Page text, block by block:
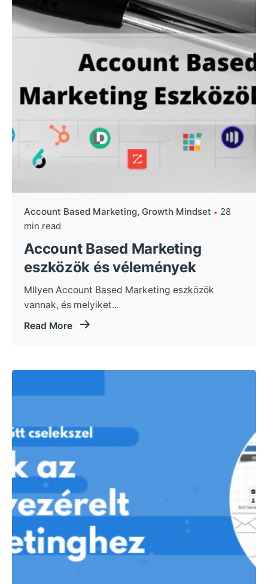
Account Based Marketing Growth Mindset
28
min read
Account Based Marketing
eszközök és vélemények
MIlyen Account Based Marketing eszközök
vannak, és melyiket...
Read More